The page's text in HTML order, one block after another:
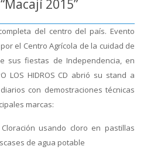
2015”
del centro del país. Evento
el Centro Agrícola de la cuidad de
sus fiestas de Independencia, en
LOS HIDROS CD abrió su stand a
con demostraciones técnicas
marcas:
usando cloro en pastillas
de agua potable